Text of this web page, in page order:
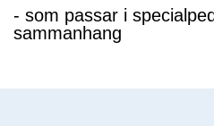
- som passar i
sammanhang